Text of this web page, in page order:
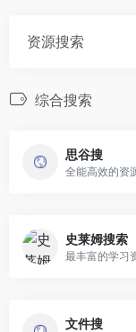
资源搜索
综合搜索
思谷搜
史莱姆搜索
文件搜